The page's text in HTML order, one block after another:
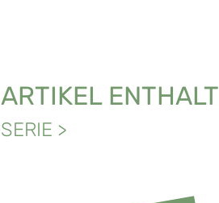
ARTIKEL
SERIE >